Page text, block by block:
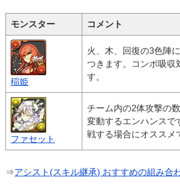
モンスター コメント
稲姫
火、木、回復の3色陣
つきます。コンボ吸収
す。
ファセット
チーム内の2体攻撃の
変動するエンハンスで
戦する場合にオススメ
⇒アシスト(スキル継承) おすすめの組み合